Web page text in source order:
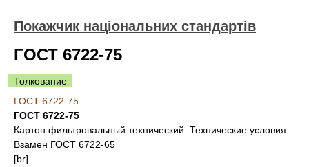
Покажчик національних стандартів
ГОСТ 6722-75
Толкование
ГОСТ 6722-75
ГОСТ 6722-75
Картон фильтровальный технический. Технические условия. —
Взамен ГОСТ 6722-65
[br]